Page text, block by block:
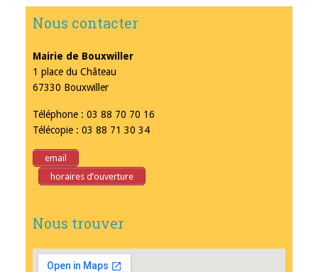
Nous contacter
Mairie de Bouxwiller
1 place du Château
67330 Bouxwiller
Téléphone : 03 88 70 70 16
Télécopie : 03 88 71 30 34
email
horaires d’ouverture
Nous trouver